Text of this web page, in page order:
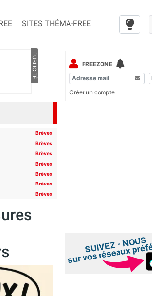
SITES THÉMA-FREE
PUBLICITÉ
Brèves
Brèves
Brèves
Brèves
Brèves
Brèves
Brèves
FREEZONE
Créer un compte